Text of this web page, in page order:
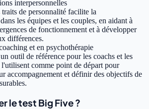
interpersonnelles
de personnalité facilite la
les équipes et les couples, en aidant à
de fonctionnement et à développer
différences.
et en psychothérapie
outil de référence pour les coachs et les
l'utilisent comme point de départ pour
accompagnement et définir des objectifs de
le test Big Five ?